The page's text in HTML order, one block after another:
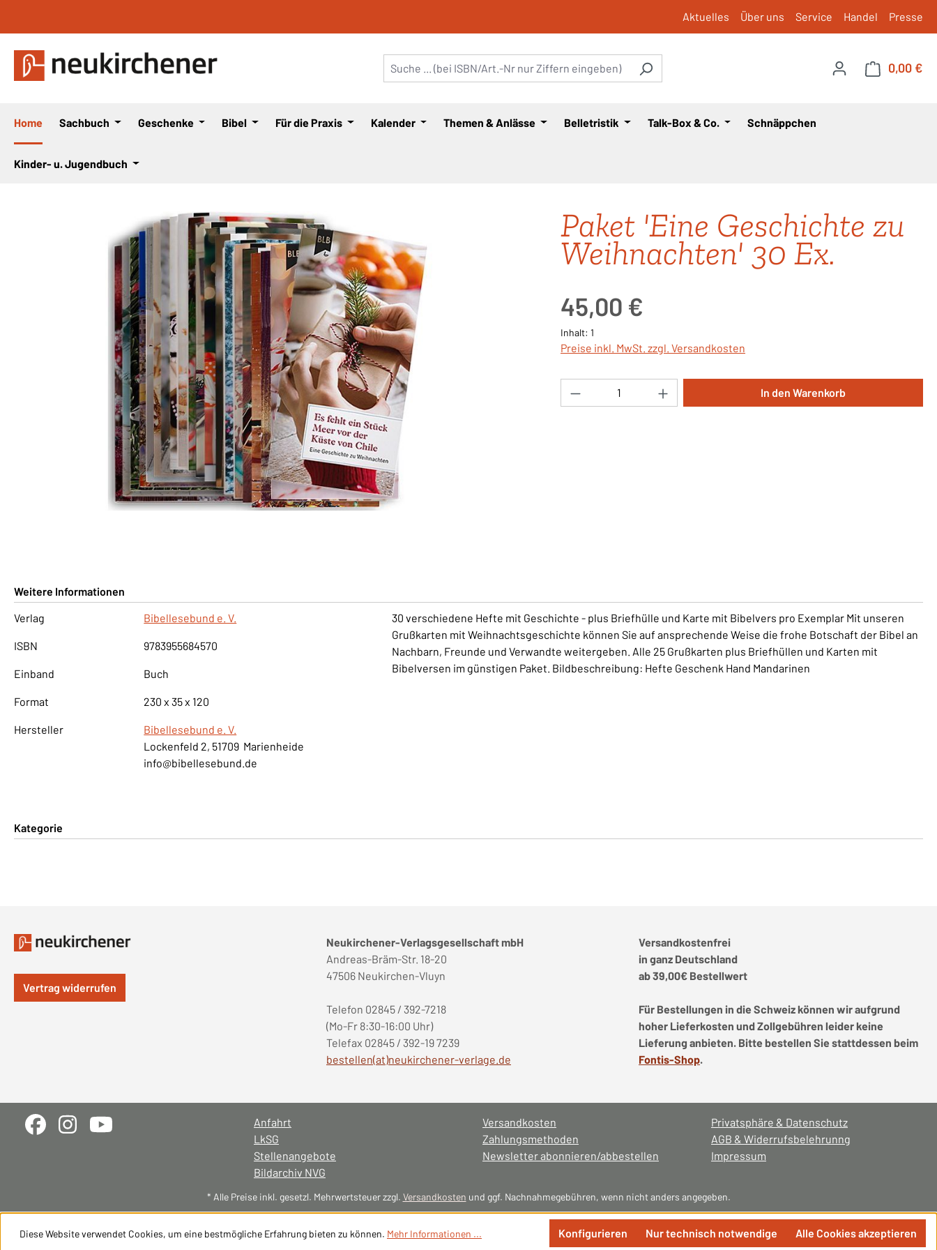
Aktuelles Über uns Service Handel Presse
0,00 €
Home Sachbuch Geschenke Bibel Für die Praxis Kalender Themen & Anlässe Belletristik Talk-Box & Co. Schnäppchen
Kinder- u. Jugendbuch
Bildergalerie überspringen Paket 'Eine Geschichte zu
Weihnachten' 30 Ex.
45,00 €
Inhalt: 1
Preise inkl. MwSt. zzgl. Versandkosten
Produkt Anzahl: Gib den gewünschten Wert ein
In den Warenkorb
Weitere Informationen
Verlag
Bibellesebund e. V.
ISBN 9783955684570
Einband Buch
Format 230 x 35 x 120
Hersteller
Bibellesebund e. V.
Lockenfeld 2, 51709 Marienheide
info@bibellesebund.de
30 verschiedene Hefte mit Geschichte - plus Briefhülle und Karte mit Bibelvers pro Exemplar Mit unseren
Grußkarten mit Weihnachtsgeschichte können Sie auf ansprechende Weise die frohe Botschaft der Bibel an
Nachbarn, Freunde und Verwandte weitergeben. Alle 25 Grußkarten plus Briefhüllen und Karten mit
Bibelversen im günstigen Paket. Bildbeschreibung: Hefte Geschenk Hand Mandarinen
Kategorie
Vertrag widerrufen
Neukirchener-Verlagsgesellschaft mbH
Andreas-Bräm-Str. 18-20
47506 Neukirchen-Vluyn
Telefon 02845 / 392-7218
(Mo-Fr 8:30-16:00 Uhr)
Telefax 02845 / 392-19 7239
bestellen(at)neukirchener-verlage.de
Versandkostenfrei
in ganz Deutschland
ab 39,00€ Bestellwert
Für Bestellungen in die Schweiz können wir aufgrund
hoher Lieferkosten und Zollgebühren leider keine
Lieferung anbieten. Bitte bestellen Sie stattdessen beim
Fontis-Shop.
Anfahrt
LkSG
Stellenangebote
Versandkosten
Zahlungsmethoden
Newsletter abonnieren/abbestellen
Privatsphäre & Datenschutz
AGB & Widerrufsbelehrunng
Impressum
Bildarchiv NVG
* Alle Preise inkl. gesetzl. Mehrwertsteuer zzgl. Versandkosten und ggf. Nachnahmegebühren, wenn nicht anders angegeben.
Diese Website verwendet Cookies, um eine bestmögliche Erfahrung bieten zu können. Mehr Informationen ... Nur technisch notwendige
Konfigurieren Alle Cookies akzeptieren